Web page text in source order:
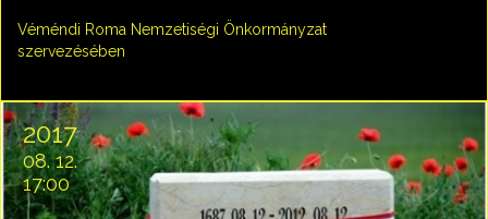
Véméndi Roma Nemzetiségi Önkormányzat
szervezésében
2017
08. 12.
17:00